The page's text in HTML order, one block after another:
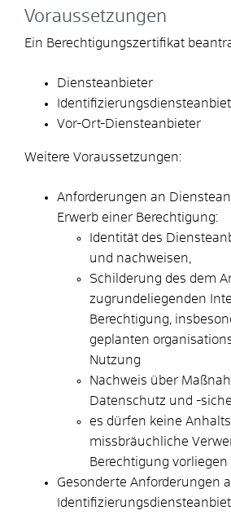
Voraussetzungen
Ein Berechtigungszertifikat
Diensteanbieter
Vor-Ort-Diensteanbieter
Weitere Voraussetzungen:
Anforderungen an
Erwerb einer Berechtigung:
Identität des
und nachweisen,
Schilderung des dem
zugrundeliegenden
Berechtigung,
geplanten
Nutzung
Nachweis über
Datenschutz und -
es dürfen keine
missbräuchliche
Berechtigung vorliegen
Gesonderte Anforderungen